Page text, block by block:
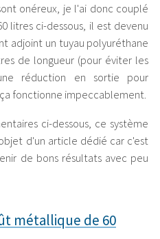
onéreux, je l'ai donc couplé
litres ci-dessous, il est devenu
adjoint un tuyau polyuréthane
de longueur (pour éviter les
réduction en sortie pour
fonctionne impeccablement.
ci-dessous, ce système
d'un article dédié car c'est
de bons résultats avec peu
métallique de 60